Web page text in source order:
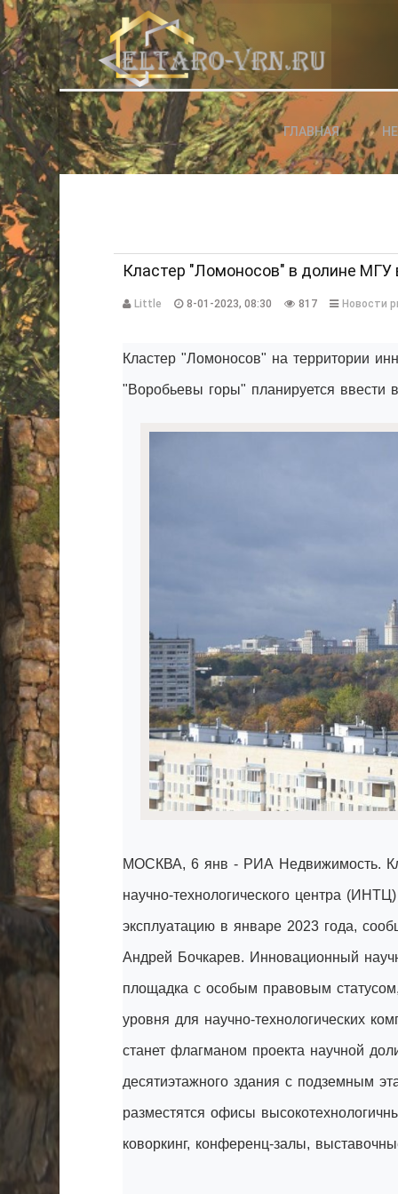
АВТОРИЗАЦИЯ НА САЙТЕ
Чужой компьютер Забыли
ГЛАВНАЯ
Кластер "Ломоносов" в долине МГУ
Little 8-01-2023, 08:30 817 Новости
Кластер "Ломоносов" на территории
"Воробьевы горы" планируется ввести
МОСКВА, 6 янв - РИА Недвижимость.
научно-технологического центра
эксплуатацию в январе 2023 года,
Андрей Бочкарев. Инновационный
площадка с особым правовым
уровня для научно-технологических
станет флагманом проекта научной
десятиэтажного здания с подземным
разместятся офисы
коворкинг, конференц-залы,